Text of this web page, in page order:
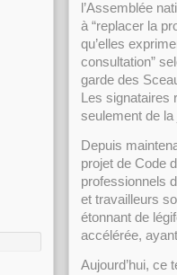
l’Assemblée
à “replacer la
qu’elles
consultation”
garde des
Les
seulement de la
Depuis
projet de Code
professionnels
et travailleurs
étonnant de
accélérée,
Aujourd’hui, ce